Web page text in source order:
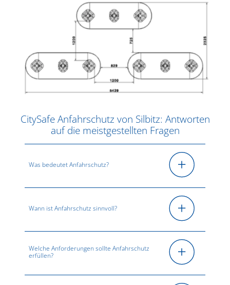
CitySafe Anfahrschutz von Silbitz: Antworten
auf die meistgestellten Fragen
Was bedeutet Anfahrschutz?
Wann ist Anfahrschutz sinnvoll?
Welche Anforderungen sollte Anfahrschutz
erfüllen?